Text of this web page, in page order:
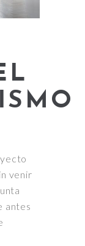
venir
antes